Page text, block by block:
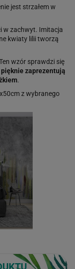
jest strzałem w
w zachwyt. Imitacja
kwiaty lilii tworzą
wzór sprawdzi się
zaprezentują
.
z wybranego